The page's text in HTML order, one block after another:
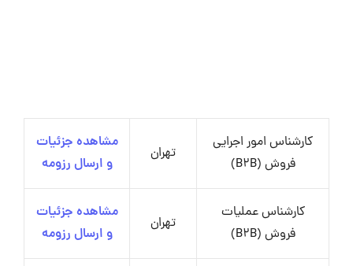
کارشناس امور اجرایی
فروش (B2B)
تهران
مشاهده جزئیات
و ارسال رزومه
کارشناس عملیات
فروش (B2B)
تهران
مشاهده جزئیات
و ارسال رزومه